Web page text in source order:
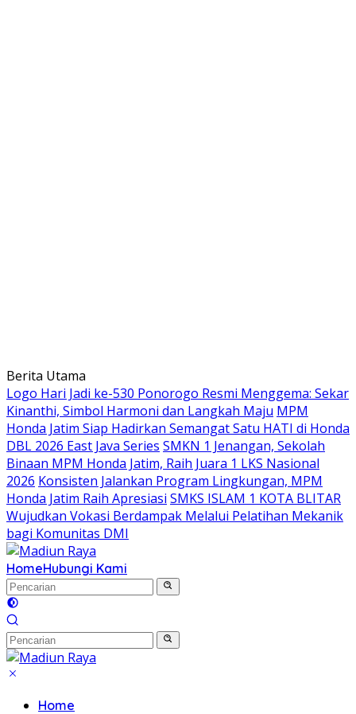
Langsung
ke
konten
Berita Utama
Logo Hari Jadi ke-530 Ponorogo Resmi Menggema: Sekar
Kinanthi, Simbol Harmoni dan Langkah Maju MPM
Honda Jatim Siap Hadirkan Semangat Satu HATI di Honda
DBL 2026 East Java Series SMKN 1 Jenangan, Sekolah
Binaan MPM Honda Jatim, Raih Juara 1 LKS Nasional
2026 Konsisten Jalankan Program Lingkungan, MPM
Honda Jatim Raih Apresiasi SMKS ISLAM 1 KOTA BLITAR
Wujudkan Vokasi Berdampak Melalui Pelatihan Mekanik
bagi Komunitas DMI
HomeHubungi Kami
Home